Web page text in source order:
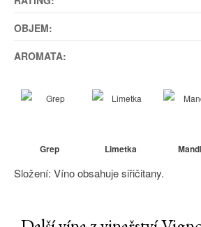
OBJEM:
AROMATA:
Grep Limetka
Složení: Víno obsahuje siřičitany.